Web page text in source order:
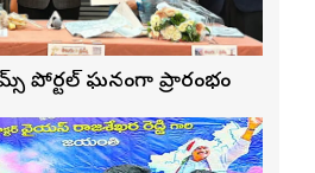
పోర్టల్ ఘనంగా ప్రారంభం